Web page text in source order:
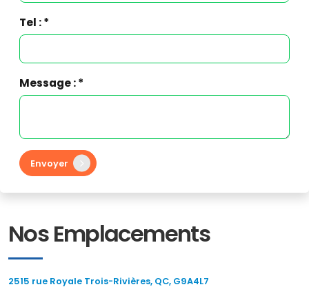
Tel : *
Message : *
Envoyer
Nos Emplacements
2515 rue Royale Trois-Rivières, QC, G9A4L7